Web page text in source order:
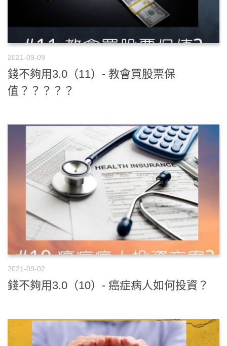
2021-09-09
錢不夠用3.0（11）- 教會買股票保
值？？？？？
2021-09-02
錢不夠用3.0（10）- 癌症病人如何投資？